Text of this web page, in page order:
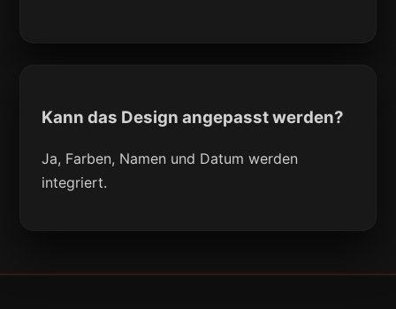
Kann das Design angepasst werden?
Ja, Farben, Namen und Datum werden
integriert.